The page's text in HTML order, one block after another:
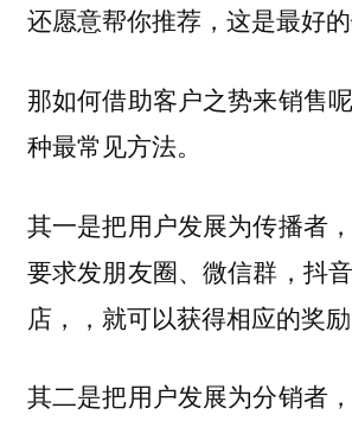
还愿意帮你推荐，这是最好的
那如何借助客户之势来销售
种最常见方法。
其一是把用户发展为传播者
要求发朋友圈、微信群，抖
店，，就可以获得相应的奖励
其二是把用户发展为分销者